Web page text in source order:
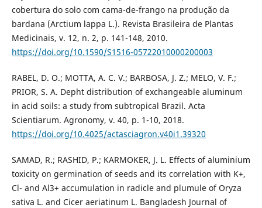
cobertura do solo com cama-de-frango na produção da
bardana (Arctium lappa L.). Revista Brasileira de Plantas
Medicinais, v. 12, n. 2, p. 141-148, 2010.
https://doi.org/10.1590/S1516-05722010000200003
RABEL, D. O.; MOTTA, A. C. V.; BARBOSA, J. Z.; MELO, V. F.;
PRIOR, S. A. Depht distribution of exchangeable aluminum
in acid soils: a study from subtropical Brazil. Acta
Scientiarum. Agronomy, v. 40, p. 1-10, 2018.
https://doi.org/10.4025/actasciagron.v40i1.39320
SAMAD, R.; RASHID, P.; KARMOKER, J. L. Effects of aluminium
toxicity on germination of seeds and its correlation with K+,
Cl- and Al3+ accumulation in radicle and plumule of Oryza
sativa L. and Cicer aeriatinum L. Bangladesh Journal of